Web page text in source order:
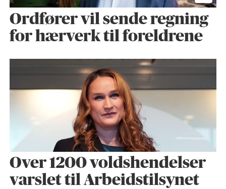
Ordfører vil sende regning
for hærverk til foreldrene
Over 1200 voldshendelser
varslet til Arbeidstilsynet